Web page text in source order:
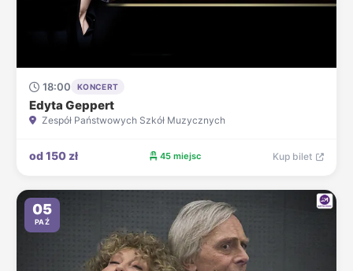
18:00 KONCERT
Edyta Geppert
Zespół Państwowych Szkół Muzycznych
od 150 zł 45 miejsc Kup bilet
05
PAŹ